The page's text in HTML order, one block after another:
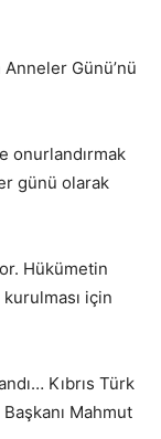
Günü’nü
onurlandırmak
günü olarak
Hükümetin
için
Kıbrıs Türk
Mahmut